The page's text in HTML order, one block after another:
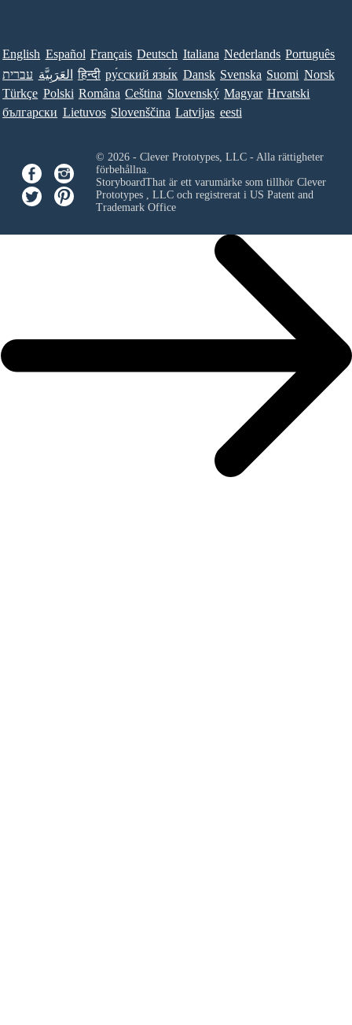
English Español Français Deutsch Italiana Nederlands Português
עברית العَرَبِيَّة हिन्दी ру́сский язы́к Dansk Svenska Suomi Norsk
Türkçe Polski Româna Ceština Slovenský Magyar Hrvatski
български Lietuvos Slovenščina Latvijas eesti
© 2026 - Clever Prototypes, LLC - Alla rättigheter
förbehållna.
StoryboardThat är ett varumärke som tillhör Clever
Prototypes , LLCoch registrerat i US Patent and
Trademark Office